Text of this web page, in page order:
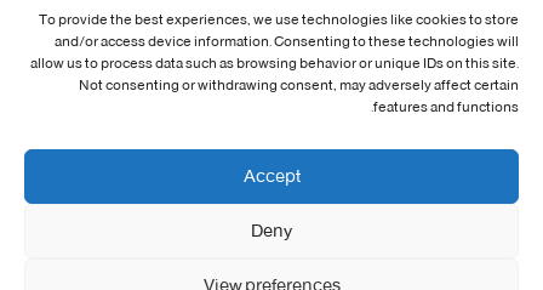
To provide the best experiences, we use technologies like cookies to store
and/or access device information. Consenting to these technologies will
allow us to process data such as browsing behavior or unique IDs on this site.
Not consenting or withdrawing consent, may adversely affect certain
features and functions.
Accept
Deny
معلومات الاتصال
Address:
جامعة العربي التبسي طريق قسنطينة - تبسة